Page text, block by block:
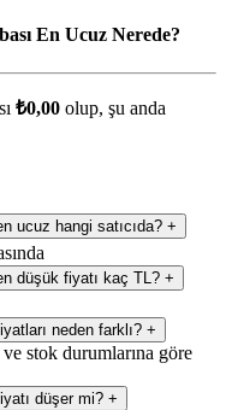
En Ucuz Nerede?
₺0,00 olup, şu anda
ucuz hangi satıcıda? +
düşük fiyatı kaç TL? +
neden farklı? +
ve stok durumlarına göre
düşer mi? +